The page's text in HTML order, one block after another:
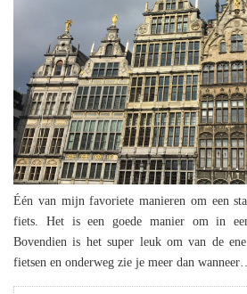
Één van mijn favoriete manieren om een
fiets. Het is een goede manier om in
Bovendien is het super leuk om van de
fietsen en onderweg zie je meer dan wanneer…